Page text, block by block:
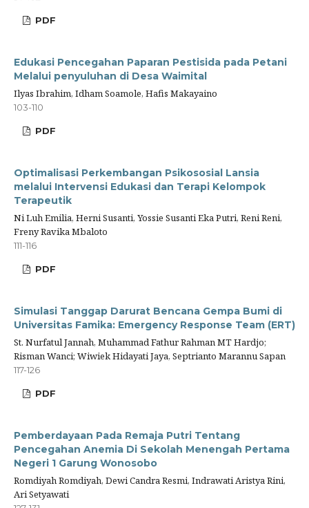
PDF
Edukasi Pencegahan Paparan Pestisida pada Petani
Melalui penyuluhan di Desa Waimital
Ilyas Ibrahim, Idham Soamole, Hafis Makayaino
103-110
PDF
Optimalisasi Perkembangan Psikososial Lansia
melalui Intervensi Edukasi dan Terapi Kelompok
Terapeutik
Ni Luh Emilia, Herni Susanti, Yossie Susanti Eka Putri, Reni Reni,
Freny Ravika Mbaloto
111-116
PDF
Simulasi Tanggap Darurat Bencana Gempa Bumi di
Universitas Famika: Emergency Response Team (ERT)
St. Nurfatul Jannah, Muhammad Fathur Rahman MT Hardjo;
Risman Wanci; Wiwiek Hidayati Jaya, Septrianto Marannu Sapan
117-126
PDF
Pemberdayaan Pada Remaja Putri Tentang
Pencegahan Anemia Di Sekolah Menengah Pertama
Negeri 1 Garung Wonosobo
Romdiyah Romdiyah, Dewi Candra Resmi, Indrawati Aristya Rini,
Ari Setyawati